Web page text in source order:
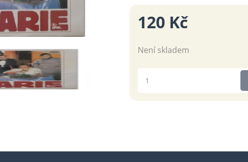
120 Kč
Není skladem